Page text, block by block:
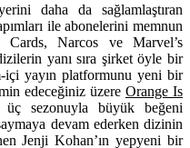
daha da sağlamlaştıran
ile abonelerini memnun
Cards, Narcos ve Marvel’s
yanı sıra şirket öyle bir
içi yayın platformunu yeni bir
edeceğiniz üzere Orange Is
sezonuyla büyük beğeni
devam ederken dizinin
Jenji Kohan’ın yepyeni bir